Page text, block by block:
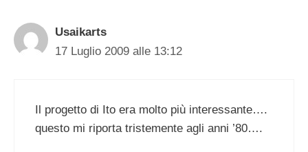
Usaikarts
17 Luglio 2009 alle 13:12
Il progetto di Ito era molto più interessante….
questo mi riporta tristemente agli anni ’80….